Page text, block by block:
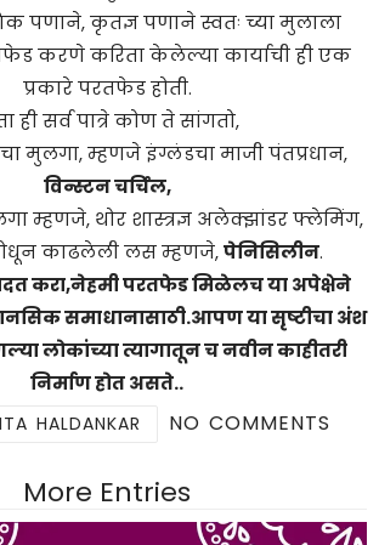
पणाने, कृतज्ञ पणाने स्वतः च्या मुलाला
करणे करिता केलेल्या कार्याची ही एक
प्रकारे परतफेड होती.
ही सर्व पात्रे कोण ते सांगतो,
मुलगा, म्हणजे इंग्लंडचा माजी पंतप्रधान,
विन्स्टन चर्चिल,
म्हणजे, थोर शास्त्रज्ञ अलेक्झांडर फ्लेमिंग,
काढलेली लस म्हणजे,पेनिसिलीन.
करा,नेहमी परतफेड मिळेलच या अपेक्षेने
समाधानासाठी.आपण या सृष्टीचा अंश
लोकांच्या त्यागातून च नवीन काहीतरी
निर्माण होत असते..
HALDANKAR NO COMMENTS
More Entries